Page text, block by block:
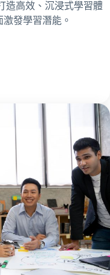
造高效、沉浸式學習體
發學習潛能。